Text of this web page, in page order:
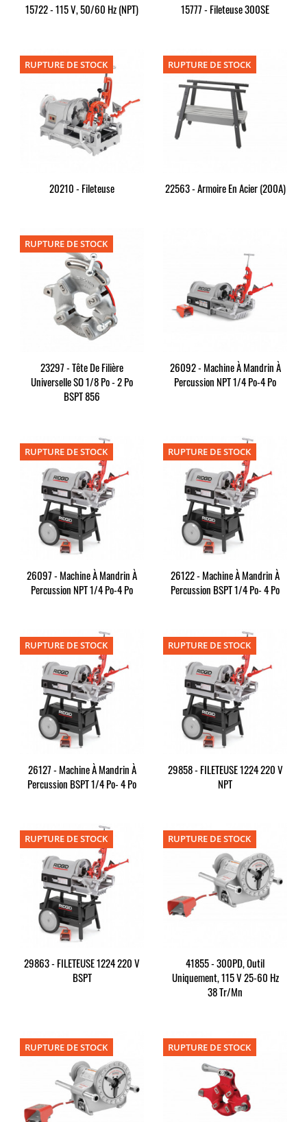
15722 - 115 V, 50/60 Hz (NPT) 15777 - Fileteuse 300SE
20210 - Fileteuse
RUPTURE DE STOCK
22563 - Armoire En Acier (200A)
RUPTURE DE STOCK
23297 - Tête De Filière
Universelle SO 1/8 Po - 2 Po
BSPT 856
RUPTURE DE STOCK
26092 - Machine À Mandrin À
Percussion NPT 1/4 Po-4 Po
26097 - Machine À Mandrin À
Percussion NPT 1/4 Po-4 Po
RUPTURE DE STOCK
26122 - Machine À Mandrin À
Percussion BSPT 1/4 Po- 4 Po
RUPTURE DE STOCK
26127 - Machine À Mandrin À
Percussion BSPT 1/4 Po- 4 Po
RUPTURE DE STOCK
29858 - FILETEUSE 1224 220 V
NPT
RUPTURE DE STOCK
29863 - FILETEUSE 1224 220 V
BSPT
RUPTURE DE STOCK
41855 - 300PD, Outil
Uniquement, 115 V 25-60 Hz
38 Tr/mn
RUPTURE DE STOCK
RUPTURE DE STOCK RUPTURE DE STOCK